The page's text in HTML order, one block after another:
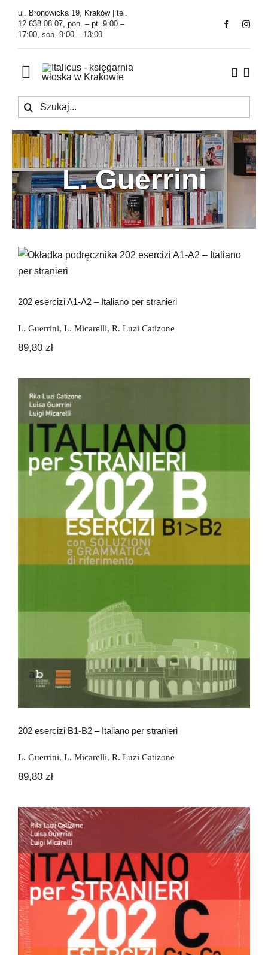
Przejdź
zawartości
ul. Bronowicka 19, Kraków | tel.
12 638 08 07, pon. – pt. 9:00 –
17:00, sob. 9:00 – 13:00
Toggle
Navigation
Księgarnia
Kawiarnia
Tłumaczenia
O Firmie
Newsletter
Szukaj
L. Guerrini
202 esercizi A1-A2 – Italiano per
202 esercizi A1-A2 – Italiano per stranieri
L. Guerrini, L. Micarelli, R. Luzi Catizone
89,80 zł
202 esercizi B1-B2 – Italiano per
stranieri
202 esercizi B1-B2 – Italiano per stranieri
L. Guerrini, L. Micarelli, R. Luzi Catizone
89,80 zł